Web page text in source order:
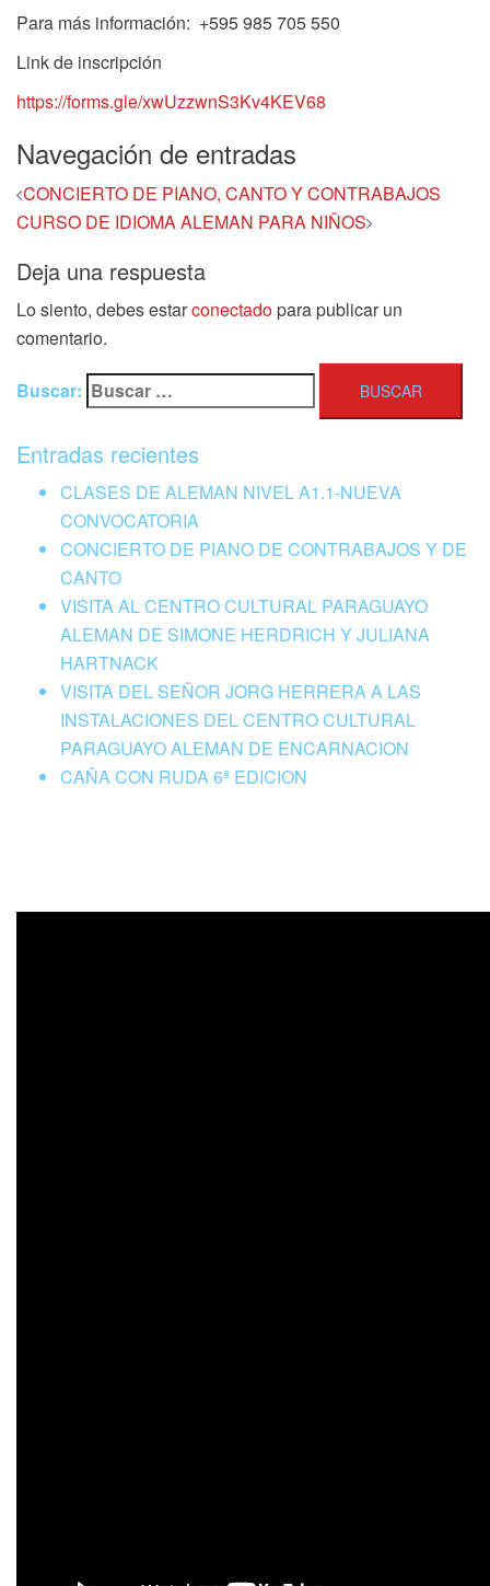
Para más información: +595 985 705 550
Link de inscripción
https://forms.gle/xwUzzwnS3Kv4KEV68
Navegación de entradas
CONCIERTO DE PIANO, CANTO Y CONTRABAJOS
CURSO DE IDIOMA ALEMAN PARA NIÑOS
Deja una respuesta
Lo siento, debes estarconectadopara publicar un
comentario.
Buscar:
Entradas recientes
CLASES DE ALEMAN NIVEL A1.1-NUEVA
CONVOCATORIA
CONCIERTO DE PIANO DE CONTRABAJOS Y DE
CANTO
VISITA AL CENTRO CULTURAL PARAGUAYO
ALEMAN DE SIMONE HERDRICH Y JULIANA
HARTNACK
VISITA DEL SEÑOR JORG HERRERA A LAS
INSTALACIONES DEL CENTRO CULTURAL
PARAGUAYO ALEMAN DE ENCARNACION
CAÑA CON RUDA 6ª EDICION